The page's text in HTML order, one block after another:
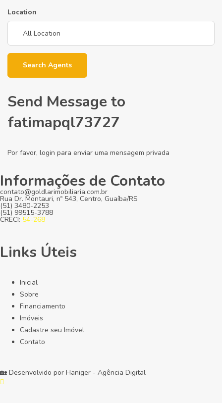
Location
Search Agents
Send Message to
fatimapql73727
Por favor, login para enviar uma mensagem privada
Informações de Contato
contato@goldlarimobiliaria.com.br
Rua Dr. Montauri, nº 543, Centro, Guaíba/RS
(51) 3480-2253
(51) 99515-3788
CRECI: 54-268
Links Úteis
Inicial
Sobre
Financiamento
Imóveis
Cadastre seu Imóvel
Contato
🏡 Desenvolvido por Haniger - Agência Digital